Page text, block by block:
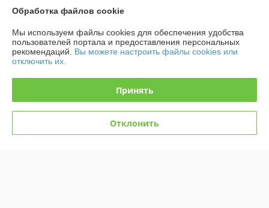
О нас
Контакты
График работы
Обработка файлов cookie
Мы используем файлы cookies для обеспечения удобства
пользователей портала и предоставления персональных
рекомендаций. Вы можете настроить файлы cookies или
отключить их.
Принять
Отклонить